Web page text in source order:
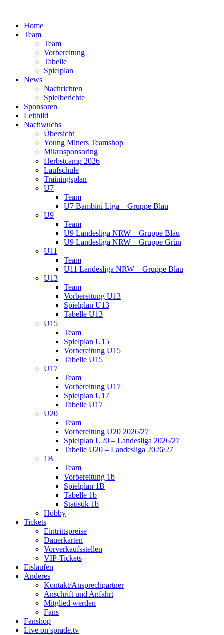
springenHome
Team
Team
Vorbereitung
Tabelle
Spielplan
News
Nachrichten
Spielberichte
Sponsoren
Leitbild
Nachwuchs
Übersicht
Young Miners Teamshop
Mikrosponsoring
Herbstcamp 2026
Laufschule
Trainingsplan
U7
Team
U7 Bambini Liga – Gruppe Blau
U9
Team
U9 Landesliga NRW – Gruppe Blau
U9 Landesliga NRW – Gruppe Grün
U11
Team
U11 Landesliga NRW – Gruppe Blau
U13
Team
Vorbereitung U13
Spielplan U13
Tabelle U13
U15
Team
Spielplan U15
Vorbereitung U15
Tabelle U15
U17
Team
Vorbereitung U17
Spielplan U17
Tabelle U17
U20
Team
Vorbereitung U20 2026/27
Spielplan U20 – Landesliga 2026/27
Tabelle U20 – Landesliga 2026/27
1B
Team
Vorbereitung 1b
Spielplan 1B
Tabelle 1b
Statistik 1b
Hobby
Tickets
Eintrittspreise
Dauerkarten
Vorverkaufsstellen
VIP-Tickets
Eislaufen
Anderes
Kontakt/Ansprechpartner
Anschrift und Anfahrt
Mitglied werden
Fans
Fanshop
Live on sprade.tv